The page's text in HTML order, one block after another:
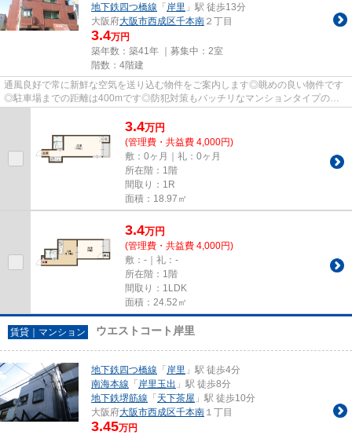
地下鉄四つ橋線 「 岸里 」駅 徒歩13分
大阪府大阪市西成区千本南 ２丁目
3.4万円
築年数：築41年 ｜募集中： 2室
階数：4階建
通風良好で常に新鮮な空気を送り込む物件をご案内します◎眺めの良い物件です
◎駐車場までの距離は400mです◎防犯対策もバッチリなマンションタイプの物
3.4万円
(管理費・共益費 4,000円)
敷：0ヶ月｜礼：0ヶ月
所在階：1階
間取り：1R
面積：18.97㎡
3.4万円
(管理費・共益費 4,000円)
敷：-｜礼：-
所在階：1階
間取り：1LDK
面積：24.52㎡
賃貸｜マンション ウエストコート岸里
地下鉄四つ橋線 「 岸里 」駅 徒歩4分
南海本線 「 岸里玉出 」駅 徒歩8分
地下鉄堺筋線 「 天下茶屋 」駅 徒歩10分
大阪府大阪市西成区千本南 １丁目
3.45万円